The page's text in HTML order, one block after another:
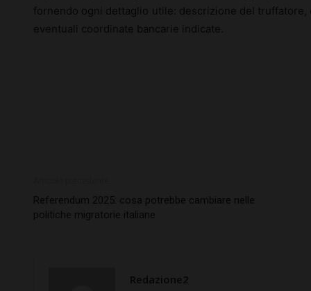
fornendo ogni dettaglio utile: descrizione del
eventuali coordinate bancarie indicate.
Referendum 2025: cosa potrebbe cambiare nelle
politiche migratorie italiane
Redazione2